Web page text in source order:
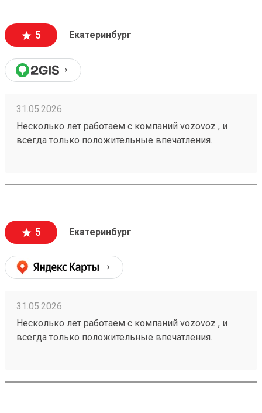
5 Екатеринбург
31.05.2026
Несколько лет работаем с компаний vozovoz , и
всегда только положительные впечатления.
можно посмотреть всю интересующую
сохранности , и сотрудники аккуратны при загрузке
, выгрузке 🙌🏻 Заказ 260502771
5 Екатеринбург
31.05.2026
Несколько лет работаем с компаний vozovoz , и
всегда только положительные впечатления.
можно посмотреть всю интересующую